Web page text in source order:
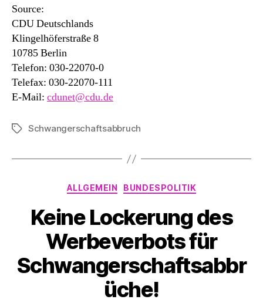
Source:
CDU Deutschlands
Klingelhöferstraße 8
10785 Berlin
Telefon: 030-22070-0
Telefax: 030-22070-111
E-Mail: cdunet@cdu.de
Schlagwörter
Schwangerschaftsabbruch
Kategorien
ALLGEMEIN BUNDESPOLITIK
Keine Lockerung des
Werbeverbots für
Schwangerschaftsabbr
üche!